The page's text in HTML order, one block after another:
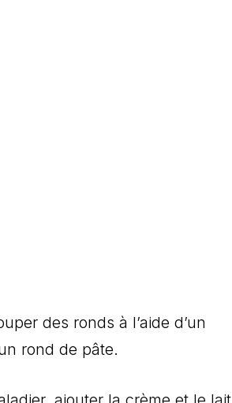
des ronds à l’aide d’un
rond de pâte.